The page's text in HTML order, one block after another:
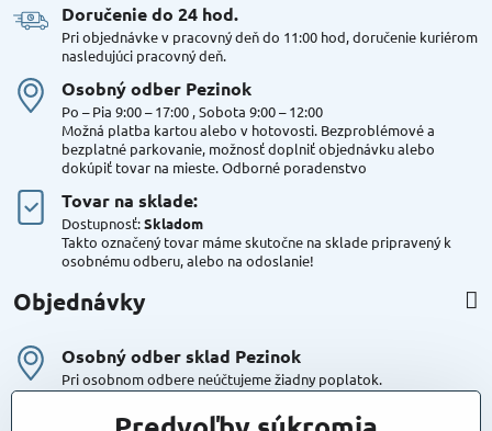
Doručenie do 24 hod​.
Pri objednávke v pracovný deň do 11:00 hod, doručenie kuriérom
nasledujúci pracovný deň.
Osobný odber Pezinok
Po – Pia 9:00 – 17:00 , Sobota 9:00 – 12:00
Možná platba kartou alebo v hotovosti. Bezproblémové a
bezplatné parkovanie, možnosť doplniť objednávku alebo
dokúpiť tovar na mieste. Odborné poradenstvo
Tovar na sklade:
Dostupnosť:Skladom
Takto označený tovar máme skutočne na sklade pripravený k
osobnému odberu, alebo na odoslanie!
Objednávky
Osobný odber sklad Pezinok
Pri osobnom odbere neúčtujeme žiadny poplatok.
Kuriér DPD , Geis